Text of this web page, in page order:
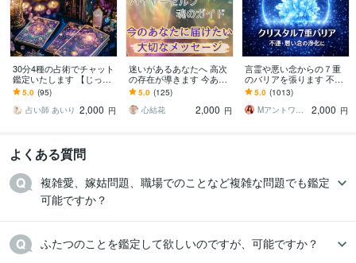
30分4種の占術でチャット
鑑定いたします 【じっく
り深くみたい方向け】霊
視・タロット・オラク
ル・数秘
5.0 (95)
占い師 あいり 2,000 円
迷いがあるあなたへ 高次
の存在が導きます 今あな
たに必要な特別なメッセ
ージをお届けします✧*｡
5.0 (125)
心結花
2,000 円
言霊や悪い念からの７重
のバリアを張ります 不運
が続いていたり傷付きや
すい方に❤基本即レスです
❤
5.0 (1013)
Mアントワネット＠駆け込み寺
2,000 円
よくある質問
複雑愛、嫁姑問題、職場でのことなど複雑な問題でも鑑定
可能ですか？
ふたつのことを鑑定して欲しいのですが、可能ですか？